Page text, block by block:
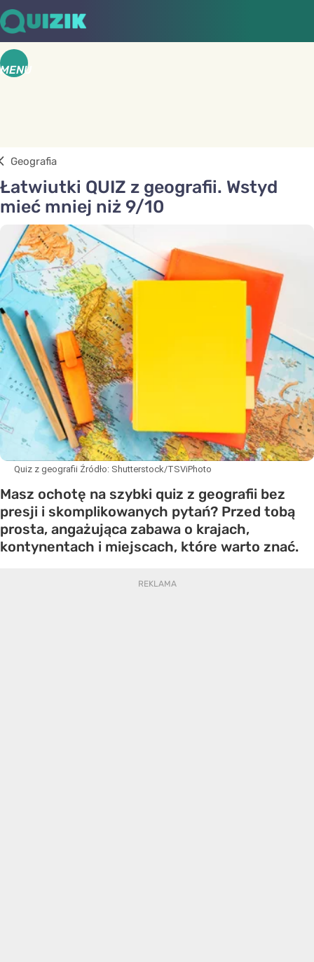
MENU
Geografia
Łatwiutki QUIZ z geografii. Wstyd
mieć mniej niż 9/10
Quiz z geografii Źródło: Shutterstock/TSViPhoto
Masz ochotę na szybki quiz z geografii bez
presji i skomplikowanych pytań? Przed tobą
prosta, angażująca zabawa o krajach,
kontynentach i miejscach, które warto znać.